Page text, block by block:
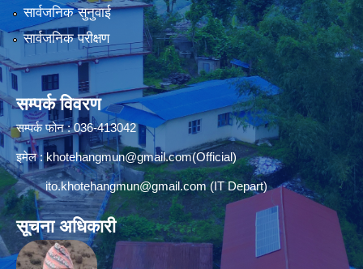
सार्वजनिक सुनुवाई
सार्वजनिक परीक्षण
सम्पर्क विवरण
सम्पर्क फोन : 036-413042
इमेल :khotehangmun@gmail.com(Official)
ito.khotehangmun@gmail.com(IT Depart)
सूचना अधिकारी